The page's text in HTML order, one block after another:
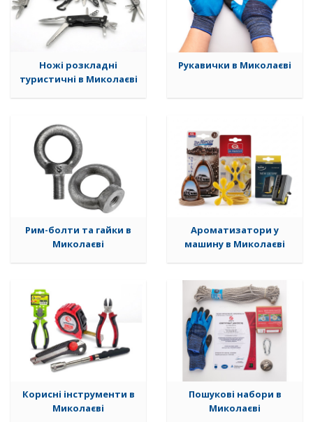
Ножі розкладні
туристичні в Миколаєві
Рукавички в Миколаєві
Рим-болти та гайки в
Миколаєві
Ароматизатори у
машину в Миколаєві
Корисні інструменти в
Миколаєві
Пошукові набори в
Миколаєві